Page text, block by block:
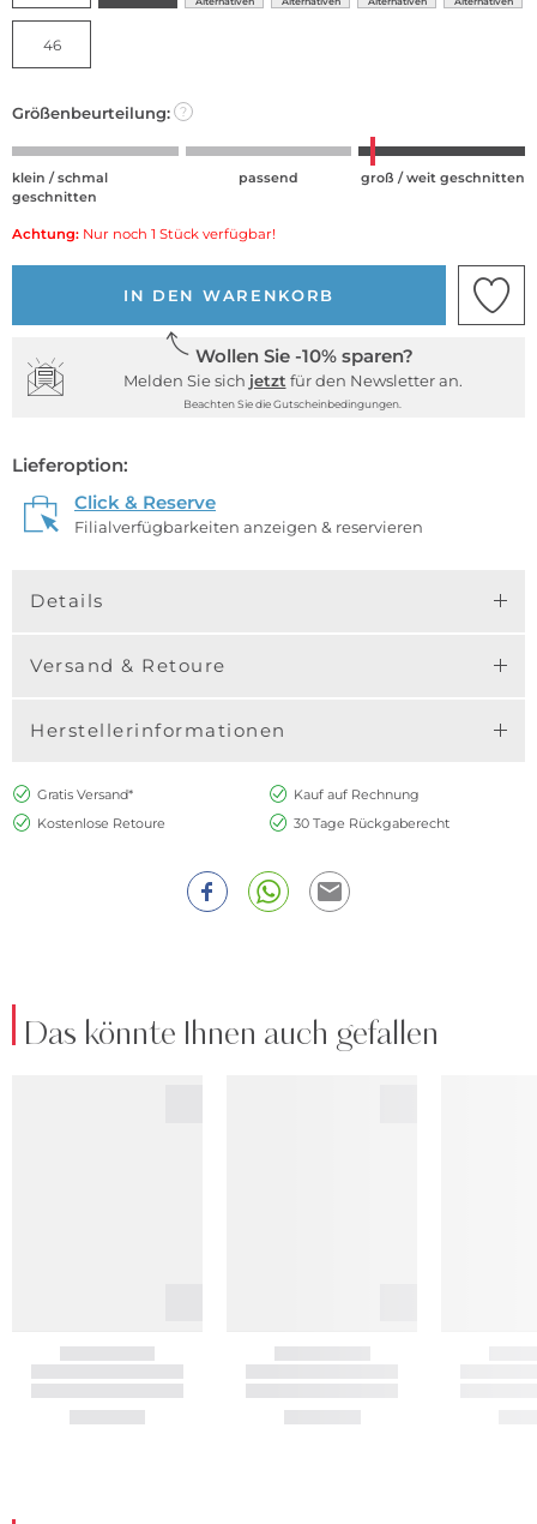
46
Größenbeurteilung: ?
klein / schmal
geschnitten
passend groß / weit geschnitten
Achtung: Nur noch 1 Stück verfügbar!
IN DEN WARENKORB
Wollen Sie -10% sparen?
Melden Sie sich jetzt für den Newsletter an.
Beachten Sie die Gutscheinbedingungen.
Lieferoption:
Click & Reserve
Filialverfügbarkeiten anzeigen & reservieren
Details
Versand & Retoure
Herstellerinformationen
Gratis Versand*
Kauf auf Rechnung
Kostenlose Retoure
30 Tage Rückgaberecht
Das könnte Ihnen auch gefallen